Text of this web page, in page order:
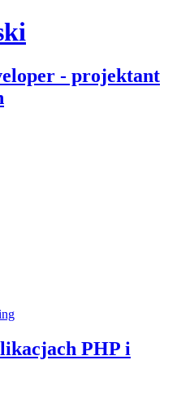
- projektant
PHP i